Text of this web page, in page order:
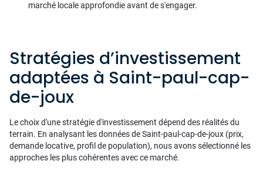
marché locale approfondie avant de s'engager.
Stratégies d’investissement
adaptées à Saint-paul-cap-
de-joux
Le choix d'une stratégie d'investissement dépend des réalités du
terrain. En analysant les données de Saint-paul-cap-de-joux (prix,
demande locative, profil de population), nous avons sélectionné les
approches les plus cohérentes avec ce marché.